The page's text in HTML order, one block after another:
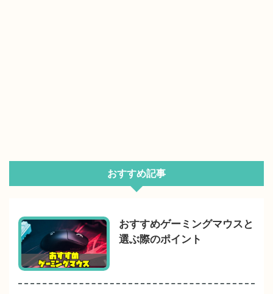
おすすめ記事
おすすめゲーミングマウスと
選ぶ際のポイント